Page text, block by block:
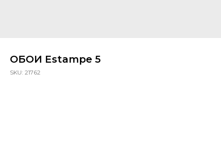
ОБОИ Estampe 5
SKU: 21762